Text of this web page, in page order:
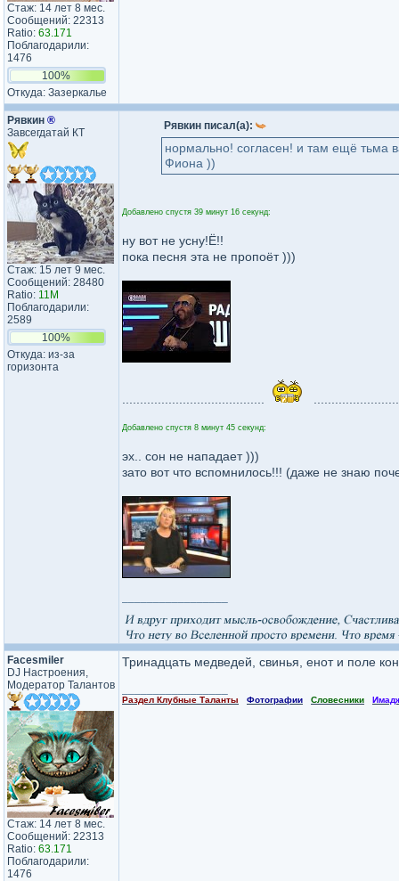
Стаж: 14 лет 8 мес.
Сообщений: 22313
Ratio: 63.171
Поблагодарили:
1476
100%
Откуда: Зазеркалье
Рявкин ®
Завсегдатай КТ
Стаж: 15 лет 9 мес.
Сообщений: 28480
Ratio: 11M
Поблагодарили:
2589
100%
Откуда: из-за
горизонта
Рявкин писал(а):
нормально! согласен! и там ещё тьма
Фиона ))
Добавлено спустя 39 минут 16 секунд:
ну вот не усну!Ё!!
пока песня эта не пропоёт )))
Добавлено спустя 8 минут 45 секунд:
эх.. сон не нападает )))
зато вот что вспомнилось!!! (даже не знаю
Facesmiler
DJ Настроения,
Модератор Талантов
Стаж: 14 лет 8 мес.
Сообщений: 22313
Ratio: 63.171
Поблагодарили:
1476
Тринадцать медведей, свинья, енот и поле
Раздел Клубные Таланты Фотографии Словесники